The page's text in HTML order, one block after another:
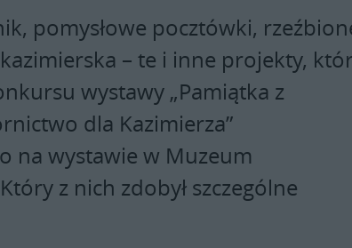
pomysłowe pocztówki,
– te i inne projekty,
wystawy „Pamiątka z
dla Kazimierza”
na wystawie w Muzeum
z nich zdobył szczególne